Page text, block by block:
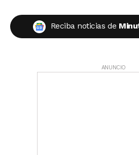
Reciba noticias de
ANUNCIO